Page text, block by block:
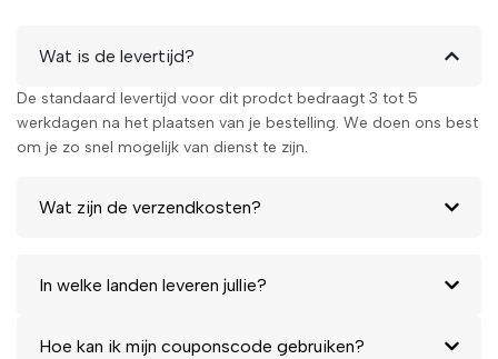
Wat is de levertijd?
De standaard levertijd voor dit prodct bedraagt 3 tot 5
werkdagen na het plaatsen van je bestelling. We doen ons best
om je zo snel mogelijk van dienst te zijn.
Wat zijn de verzendkosten?
In welke landen leveren jullie?
Hoe kan ik mijn couponscode gebruiken?